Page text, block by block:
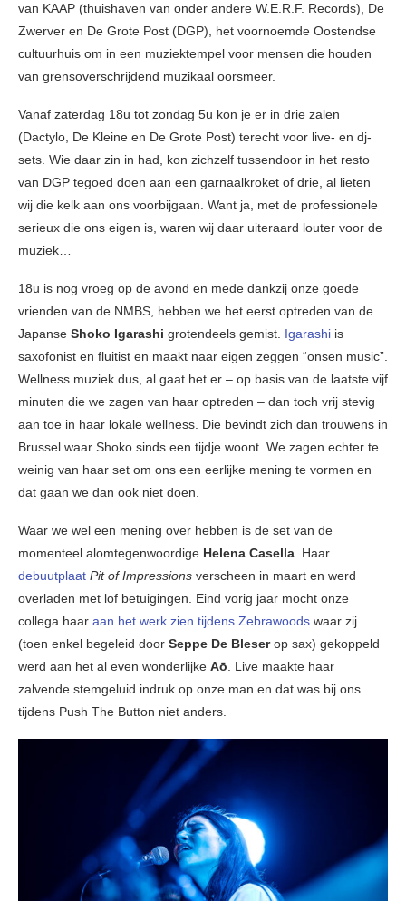
van KAAP (thuishaven van onder andere W.E.R.F. Records), De
Zwerver en De Grote Post (DGP), het voornoemde Oostendse
cultuurhuis om in een muziektempel voor mensen die houden
van grensoverschrijdend muzikaal oorsmeer.
Vanaf zaterdag 18u tot zondag 5u kon je er in drie zalen
(Dactylo, De Kleine en De Grote Post) terecht voor live- en dj-
sets. Wie daar zin in had, kon zichzelf tussendoor in het resto
van DGP tegoed doen aan een garnaalkroket of drie, al lieten
wij die kelk aan ons voorbijgaan. Want ja, met de professionele
serieux die ons eigen is, waren wij daar uiteraard louter voor de
muziek…
18u is nog vroeg op de avond en mede dankzij onze goede
vrienden van de NMBS, hebben we het eerst optreden van de
Japanse Shoko Igarashi grotendeels gemist. Igarashi is
saxofonist en fluitist en maakt naar eigen zeggen “onsen music”.
Wellness muziek dus, al gaat het er – op basis van de laatste vijf
minuten die we zagen van haar optreden – dan toch vrij stevig
aan toe in haar lokale wellness. Die bevindt zich dan trouwens in
Brussel waar Shoko sinds een tijdje woont. We zagen echter te
weinig van haar set om ons een eerlijke mening te vormen en
dat gaan we dan ook niet doen.
Waar we wel een mening over hebben is de set van de
momenteel alomtegenwoordige Helena Casella. Haar
debuutplaat Pit of Impressions verscheen in maart en werd
overladen met lof betuigingen. Eind vorig jaar mocht onze
collega haar aan het werk zien tijdens Zebrawoods waar zij
(toen enkel begeleid door Seppe De Bleserop sax) gekoppeld
werd aan het al even wonderlijke Aō. Live maakte haar
zalvende stemgeluid indruk op onze man en dat was bij ons
tijdens Push The Button niet anders.